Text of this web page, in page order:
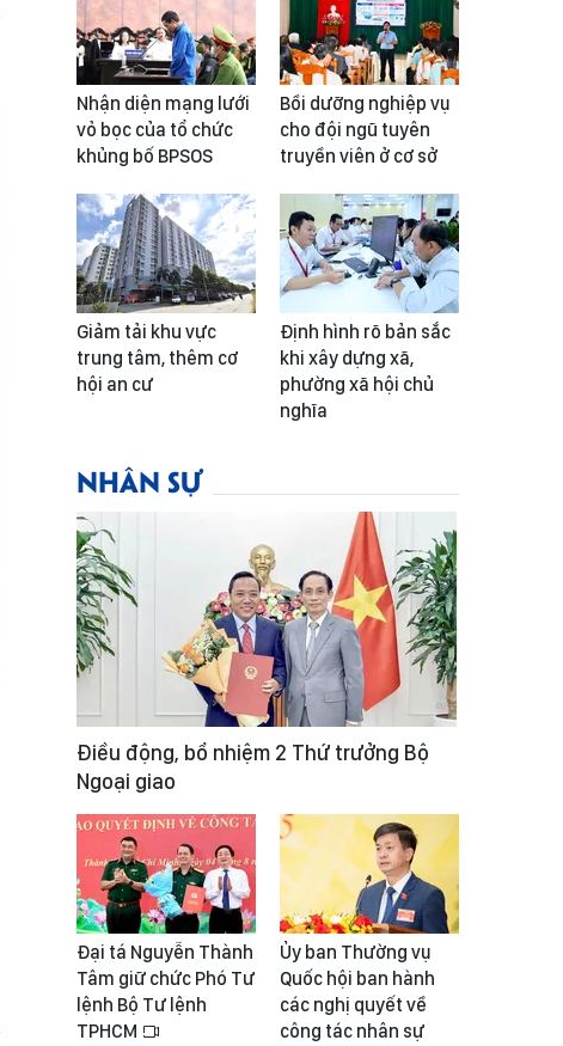
Nhận diện mạng lưới
vỏ bọc của tổ chức
khủng bố BPSOS
Bồi dưỡng nghiệp vụ
cho đội ngũ tuyên
truyền viên ở cơ sở
Giảm tải khu vực
trung tâm, thêm cơ
hội an cư
Định hình rõ bản sắc
khi xây dựng xã,
phường xã hội chủ
nghĩa
NHÂN SỰ
Điều động, bổ nhiệm 2 Thứ trưởng Bộ
Ngoại giao
Đại tá Nguyễn Thành
Tâm giữ chức Phó Tư
lệnh Bộ Tư lệnh
TPHCM
Ủy ban Thường vụ
Quốc hội ban hành
các nghị quyết về
công tác nhân sự